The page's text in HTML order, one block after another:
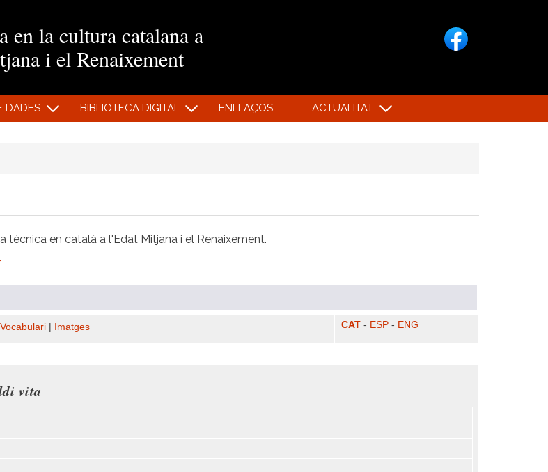
en la cultura catalana a
i el Renaixement
DADES BIBLIOTECA DIGITAL ENLLAÇOS ACTUALITAT
tècnica en català a l'Edat Mitjana i el Renaixement.
Vocabulari Imatges CAT - ESP - ENG
vita